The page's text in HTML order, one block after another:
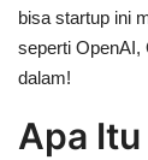
bisa startup ini
seperti OpenAI,
dalam!
Apa